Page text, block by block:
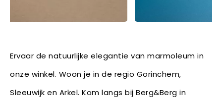
Ervaar de natuurlijke elegantie van marmoleum in
onze winkel. Woon je in de regio Gorinchem,
Sleeuwijk en Arkel. Kom langs bij Berg&Berg in